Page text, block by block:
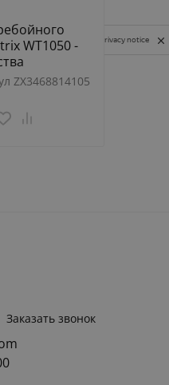
WT1050 -
ZX3468814105
Заказать звонок
Privacy notice